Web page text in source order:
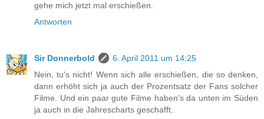
gehe mich jetzt mal erschießen.
Antworten
Sir Donnerbold
6. April 2011 um 14:25
Nein, tu's nicht! Wenn sich alle erschießen, die so denken,
dann erhöht sich ja auch der Prozentsatz der Fans solcher
Filme. Und ein paar gute Filme haben's da unten im Süden
ja auch in die Jahrescharts geschafft.